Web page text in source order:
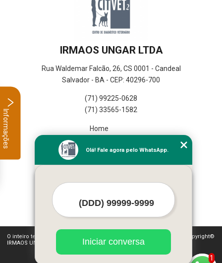
IRMAOS UNGAR LTDA
Rua Waldemar Falcão, 26, CS 0001 - Candeal
Salvador - BA - CEP: 40296-700
(71) 99225-0628
(71) 33565-1582
Home
Missão
O inteiro teor deste site está sujeito à proteção de direitos autorais. Copyright©
IRMAOS UNGAR LTDA (Lei 9610 de 19/02/1998)
1
Olá! Fale agora pelo WhatsApp.
Iniciar conversa
Informações